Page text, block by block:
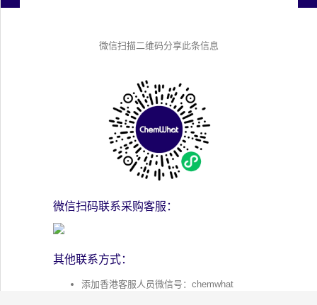
微信扫描二维码分享此条信息
微信扫码联系采购客服：
其他联系方式：
添加香港客服人员微信号：chemwhat